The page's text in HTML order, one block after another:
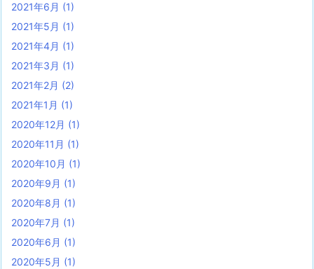
2021年6月 (1)
2021年5月 (1)
2021年4月 (1)
2021年3月 (1)
2021年2月 (2)
2021年1月 (1)
2020年12月 (1)
2020年11月 (1)
2020年10月 (1)
2020年9月 (1)
2020年8月 (1)
2020年7月 (1)
2020年6月 (1)
2020年5月 (1)